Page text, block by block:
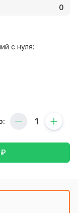
0
с нуля:
возраст, пол;
кабинету;
₽